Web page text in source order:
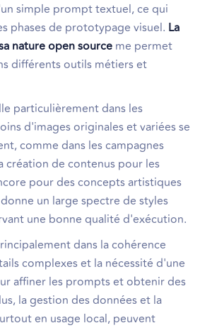
simple prompt textuel, ce qui
phases de prototypage visuel. La
nature open source me permet
différents outils métiers et
particulièrement dans les
d'images originales et variées se
comme dans les campagnes
création de contenus pour les
pour des concepts artistiques
un large spectre de styles
une bonne qualité d'exécution.
dans la cohérence
complexes et la nécessité d'une
affiner les prompts et obtenir des
la gestion des données et la
en usage local, peuvent